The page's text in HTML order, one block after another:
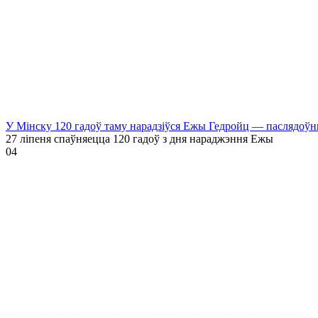
У Мінску 120 гадоў таму нарадзіўся Ежы Гедройц —
27 ліпеня спаўняецца 120 гадоў з дня нараджэння Ежы
04